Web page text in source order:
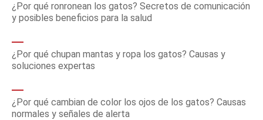
¿Por qué ronronean los gatos? Secretos de comunicación
y posibles beneficios para la salud
¿Por qué chupan mantas y ropa los gatos? Causas y
soluciones expertas
¿Por qué cambian de color los ojos de los gatos? Causas
normales y señales de alerta